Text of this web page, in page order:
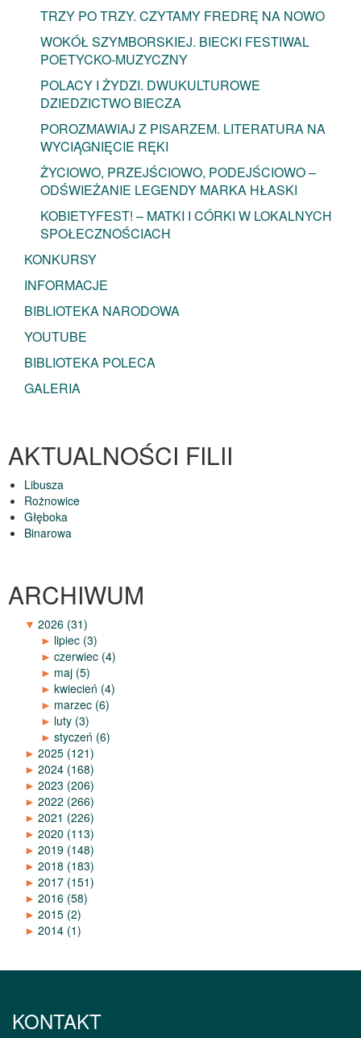
TRZY PO TRZY. CZYTAMY FREDRĘ NA NOWO
WOKÓŁ SZYMBORSKIEJ. BIECKI FESTIWAL
POETYCKO-MUZYCZNY
POLACY I ŻYDZI. DWUKULTUROWE
DZIEDZICTWO BIECZA
POROZMAWIAJ Z PISARZEM. LITERATURA NA
WYCIĄGNIĘCIE RĘKI
ŻYCIOWO, PRZEJŚCIOWO, PODEJŚCIOWO –
ODŚWIEŻANIE LEGENDY MARKA HŁASKI
KOBIETYFEST! – MATKI I CÓRKI W LOKALNYCH
SPOŁECZNOŚCIACH
KONKURSY
INFORMACJE
BIBLIOTEKA NARODOWA
YOUTUBE
BIBLIOTEKA POLECA
GALERIA
AKTUALNOŚCI FILII
Libusza
Rożnowice
Głęboka
Binarowa
ARCHIWUM
▼ 2026 (31)
► lipiec (3)
► czerwiec (4)
► maj (5)
► kwiecień (4)
► marzec (6)
► luty (3)
► styczeń (6)
► 2025 (121)
► 2024 (168)
► 2023 (206)
► 2022 (266)
► 2021 (226)
► 2020 (113)
► 2019 (148)
► 2018 (183)
► 2017 (151)
► 2016 (58)
► 2015 (2)
► 2014 (1)
KONTAKT